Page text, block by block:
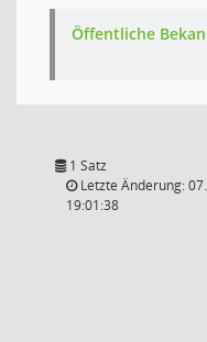
Öffentliche
1 Satz
Letzte Änderung:
19:01:38